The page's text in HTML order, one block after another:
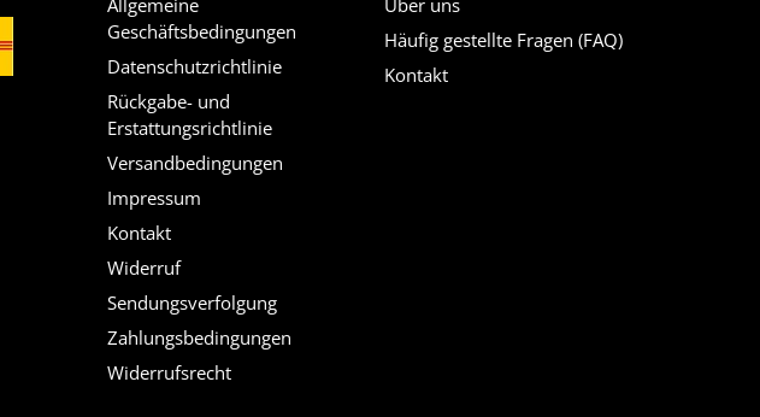
Geschäftsbedingungen
Datenschutzrichtlinie
Rückgabe- und
Erstattungsrichtlinie
Versandbedingungen
Impressum
Kontakt
Widerruf
Sendungsverfolgung
Zahlungsbedingungen
Widerrufsrecht
Häufig gestellte Fragen (FAQ)
Kontakt